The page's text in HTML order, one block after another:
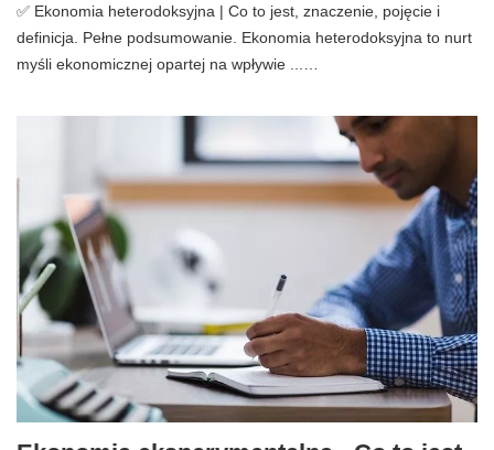
✅ Ekonomia heterodoksyjna | Co to jest, znaczenie, pojęcie i
definicja. Pełne podsumowanie. Ekonomia heterodoksyjna to nurt
myśli ekonomicznej opartej na wpływie ...…